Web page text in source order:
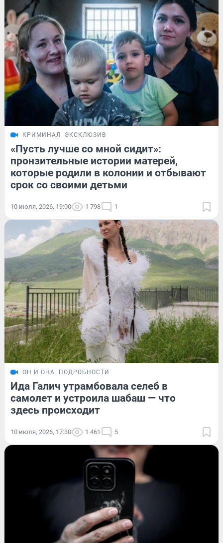
КРИМИНАЛ ЭКСКЛЮЗИВ
«Пусть лучше со мной сидит»:
пронзительные истории матерей,
которые родили в колонии и отбывают
срок со своими детьми
10 июля, 2026, 19:00 1 798 1
ОН И ОНА ПОДРОБНОСТИ
Ида Галич утрамбовала селеб в
самолет и устроила шабаш — что
здесь происходит
10 июля, 2026, 17:30 1 461 5